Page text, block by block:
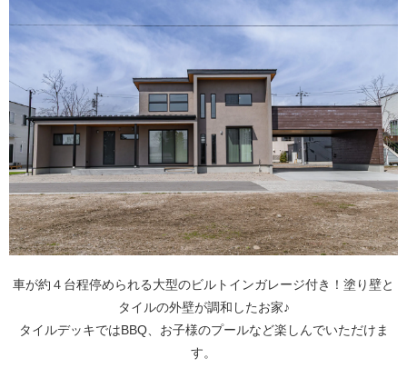
車が約４台程停められる大型のビルトインガレージ付き！塗り壁と
タイルの外壁が調和したお家♪
タイルデッキではBBQ、お子様のプールなど楽しんでいただけま
す。